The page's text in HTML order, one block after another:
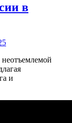
в
и